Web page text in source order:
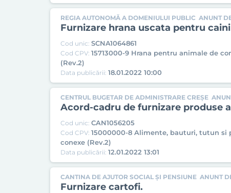
REGIA AUTONOMĂ A DOMENIULUI PUBLIC ANUNT
Furnizare hrana uscata pentru
Cod unic: SCNA1064861
Cod CPV: 15713000-9 Hrana pentru animale de
(Rev.2)
Data publicării: 18.01.2022 10:00
CENTRUL BUGETAR DE ADMINISTRARE CREȘE
Acord-cadru de furnizare produse
Cod unic: CAN1056205
Cod CPV: 15000000-8 Alimente, bauturi, tutun si
conexe (Rev.2)
Data publicării: 12.01.2022 13:01
CANTINA DE AJUTOR SOCIAL ȘI PENSIUNE ANUNT
Furnizare cartofi.